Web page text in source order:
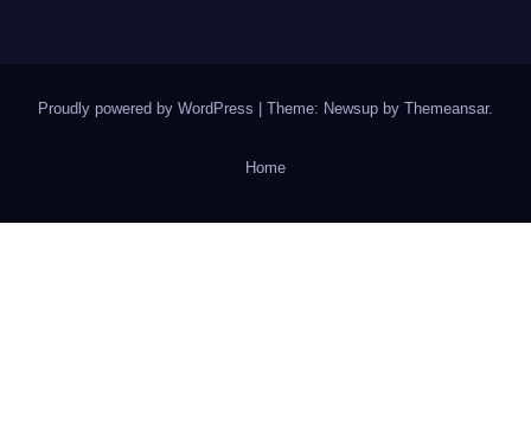
Proudly powered by WordPress Theme: Newsup by Themeansar.
Home